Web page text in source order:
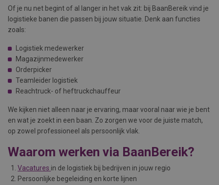
Of je nu net begint of al langer in het vak zit: bij BaanBereik vind je
logistieke banen die passen bij jouw situatie. Denk aan functies
zoals:
Logistiek medewerker
Magazijnmedewerker
Orderpicker
Teamleider logistiek
Reachtruck- of heftruckchauffeur
We kijken niet alleen naar je ervaring, maar vooral naar wie je bent
en wat je zoekt in een baan. Zo zorgen we voor de juiste match,
op zowel professioneel als persoonlijk vlak.
Waarom werken via BaanBereik?
Vacatures in de logistiek bij bedrijven in jouw regio
Persoonlijke begeleiding en korte lijnen